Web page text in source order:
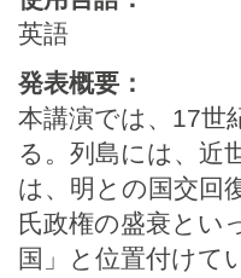
英語
発表概要：
本講演では、17世
る。列島には、近
は、明との国交回
氏政権の盛衰とい
国」と位置付けて